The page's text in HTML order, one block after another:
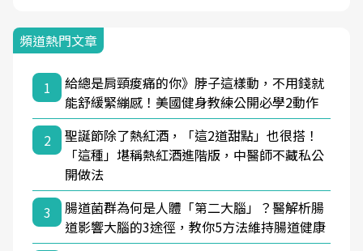
頻道熱門文章
1
給總是肩頸痠痛的你》脖子這樣動，不用錢就
能舒緩緊繃感！美國健身教練公開必學2動作
2
聖誕節除了熱紅酒，「這2道甜點」也很搭！
「這種」堪稱熱紅酒進階版，中醫師不藏私公
開做法
3
腸道菌群為何是人體「第二大腦」？醫解析腸
道影響大腦的3途徑，教你5方法維持腸道健康